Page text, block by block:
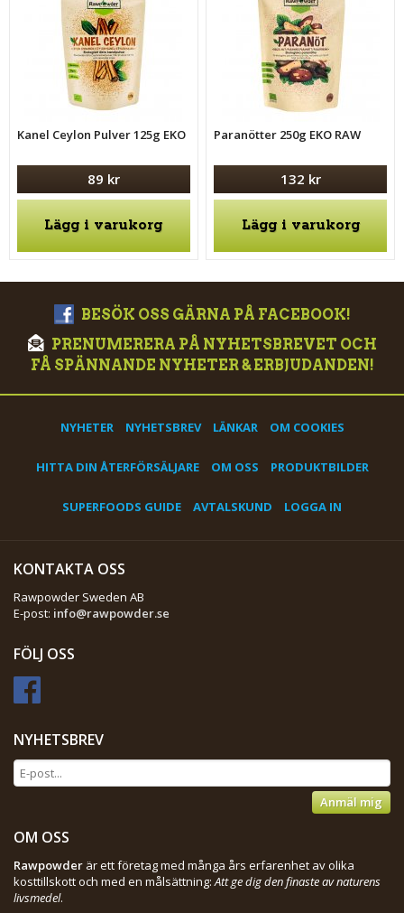
Kanel Ceylon Pulver 125g EKO
89 kr
Lägg i varukorg
Paranötter 250g EKO RAW
132 kr
Lägg i varukorg
BESÖK OSS GÄRNA PÅ FACEBOOK!
PRENUMERERA PÅ NYHETSBREVET OCH
FÅ SPÄNNANDE NYHETER & ERBJUDANDEN!
NYHETER NYHETSBREV LÄNKAR OM COOKIES
HITTA DIN ÅTERFÖRSÄLJARE OM OSS PRODUKTBILDER
SUPERFOODS GUIDE AVTALSKUND LOGGA IN
KONTAKTA OSS
Rawpowder Sweden AB
E-post: info@rawpowder.se
FÖLJ OSS
NYHETSBREV
Anmäl mig
OM OSS
Rawpowder är ett företag med många års erfarenhet av olika
kosttillskott och med en målsättning:Att ge dig den finaste av naturens
livsmedel.